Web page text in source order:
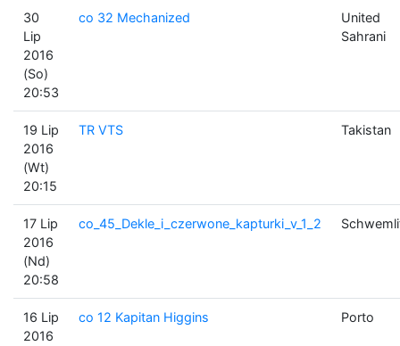
30
Lip
2016
(So)
20:53
co 32 Mechanized
United
Sahrani
19 Lip
2016
(Wt)
20:15
TR VTS Takistan
17 Lip
2016
(Nd)
20:58
co_45_Dekle_i_czerwone_kapturki_v_1_2
16 Lip
2016
co 12 Kapitan Higgins Porto